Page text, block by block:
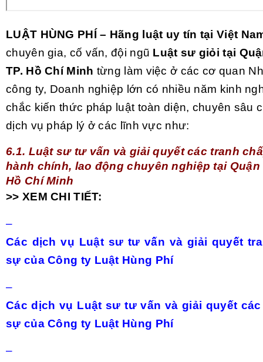
LUẬT HÙNG PHÍ – Hãng luật uy tín tại Việt
chuyên gia, cố vấn, đội ngũ Luật sư giỏi tại
TP. Hồ Chí Minh từng làm việc ở các cơ quan
công ty, Doanh nghiệp lớn có nhiều năm kinh
chắc kiến thức pháp luật toàn diện, chuyên sâu
dịch vụ pháp lý ở các lĩnh vực như:
6.1. Luật sư tư vấn và giải quyết các tranh
hành chính, lao động chuyên nghiệp tại Quận
Hồ Chí Minh
>> XEM CHI TIẾT:
–
Các dịch vụ Luật sư tư vấn và giải quyết
sự của Công ty Luật Hùng Phí
–
Các dịch vụ Luật sư tư vấn và giải quyết
sự của Công ty Luật Hùng Phí
–